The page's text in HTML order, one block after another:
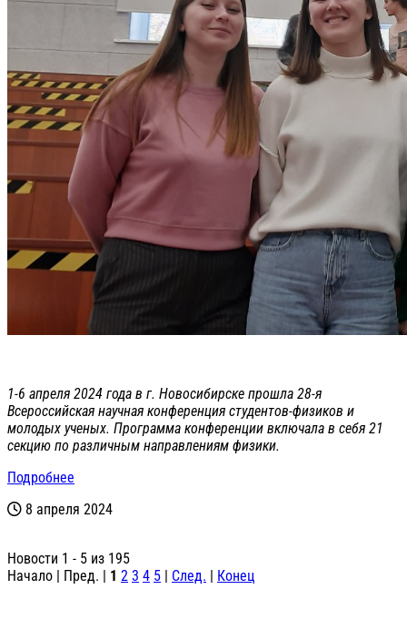
1-6 апреля 2024 года в г. Новосибирске прошла 28-я
Всероссийская научная конференция студентов-физиков и
молодых ученых. Программа конференции включала в себя 21
секцию по различным направлениям физики.
Подробнее
8 апреля 2024
Новости 1 - 5 из 195
Начало | Пред. | 1 2 3 4 5 | След. | Конец